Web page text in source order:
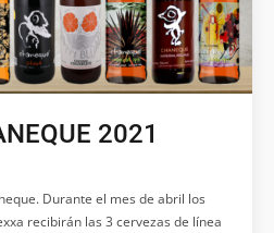
2021
Durante el mes de abril los
recibirán las 3 cervezas de línea